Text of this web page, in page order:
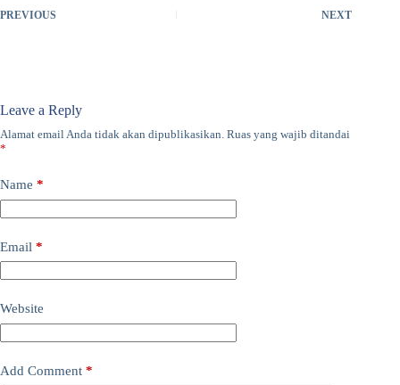
PREVIOUS NEXT
Leave a Reply
Alamat email Anda tidak akan dipublikasikan. Ruas yang wajib ditandai
*
Name *
Email *
Website
Add Comment *